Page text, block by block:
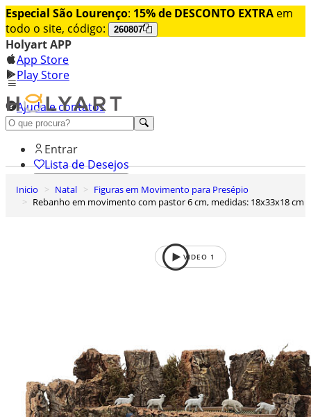
Especial São Lourenço: 15% de DESCONTO EXTRA em
todo o site, código:
260807
Holyart APP
App Store
Play Store
Ajuda e contatos
Conheça premium
Entrar
Lista de Desejos
Carrinho de Compras
Inicio Natal
Figuras em Movimento para Presépio
Rebanho em movimento com pastor 6 cm, medidas: 18x33x18 cm
VIDEO 1